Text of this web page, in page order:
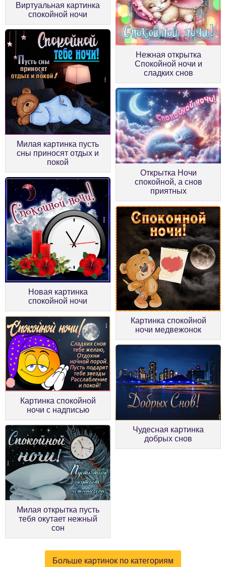
Виртуальная картинка
спокойной ночи
Милая картинка пусть
сны приносят отдых и
покой
Нежная открытка
Спокойной ночи и
сладких снов
Новая картинка
спокойной ночи
Открытка Ночи
спокойной, а снов
приятных
Картинка спокойной
ночи с надписью
Картинка спокойной
ночи медвежонок
Милая открытка пусть
тебя окутает нежный
сон
Чудесная картинка
добрых снов
Больше картинок по категориям